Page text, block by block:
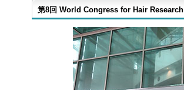
第8回 World Congress for Hair Research